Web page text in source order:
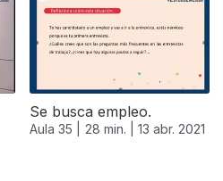
Se busca empleo.
Aula 35 | 28 min. | 13 abr. 2021